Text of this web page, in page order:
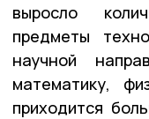
выросло
предметы
научной
математику,
приходится